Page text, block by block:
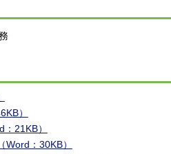
）
21KB）
：30KB）